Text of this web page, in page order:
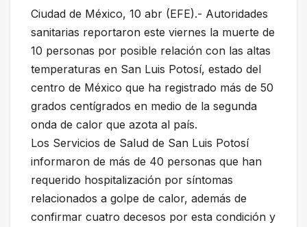
Ciudad de México, 10 abr (EFE).- Autoridades
sanitarias reportaron este viernes la muerte de
10 personas por posible relación con las altas
temperaturas en San Luis Potosí, estado del
centro de México que ha registrado más de 50
grados centígrados en medio de la segunda
onda de calor que azota al país.
Los Servicios de Salud de San Luis Potosí
informaron de más de 40 personas que han
requerido hospitalización por síntomas
relacionados a golpe de calor, además de
confirmar cuatro decesos por esta condición y